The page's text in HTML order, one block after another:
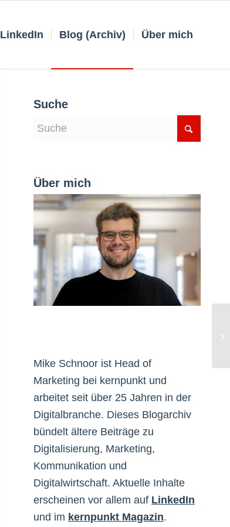
LinkedIn Blog (Archiv) Über mich
Suche
Über mich
Mike Schnoor ist Head of
Marketing bei kernpunkt und
arbeitet seit über 25 Jahren in der
Digitalbranche. Dieses Blogarchiv
bündelt ältere Beiträge zu
Digitalisierung, Marketing,
Kommunikation und
Digitalwirtschaft. Aktuelle Inhalte
erscheinen vor allem auf LinkedIn
und im kernpunkt Magazin.